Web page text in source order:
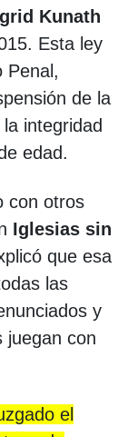
Kunath
Esta ley
Penal,
de la
integridad
edad.
con otros
Iglesias sin
que esa
las
y
juegan con
el